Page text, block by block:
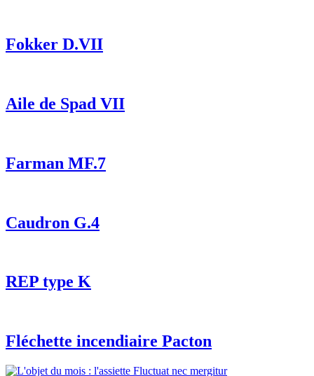
Fokker D.VII
Aile de Spad VII
Farman MF.7
Caudron G.4
REP type K
Fléchette incendiaire Pacton